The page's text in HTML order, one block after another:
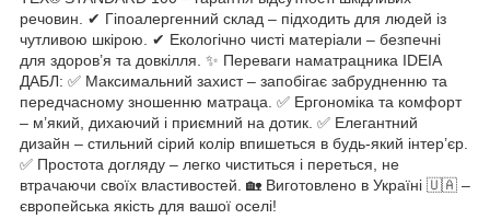
речовин. ✔ Гіпоалергенний склад – підходить для людей із
чутливою шкірою. ✔ Екологічно чисті матеріали – безпечні
для здоров’я та довкілля. ✨ Переваги наматрацника IDEIA
ДАБЛ: ✅ Максимальний захист – запобігає забрудненню та
передчасному зношенню матраца. ✅ Ергономіка та комфорт
– м’який, дихаючий і приємний на дотик. ✅ Елегантний
дизайн – стильний сірий колір впишеться в будь-який інтер’єр.
✅ Простота догляду – легко чиститься і переться, не
втрачаючи своїх властивостей. 🏡 Виготовлено в Україні 🇺🇦 –
європейська якість для вашої оселі!